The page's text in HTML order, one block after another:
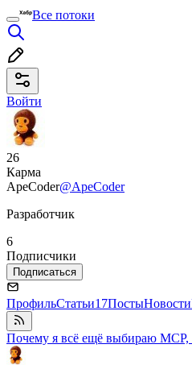
Все потоки
Войти
26
Карма
ApeCoder@ApeCoder
Разработчик
6
Подписчики
Подписаться
ПрофильСтатьи17ПостыНовости
Почему я всё ещё выбираю MCP,